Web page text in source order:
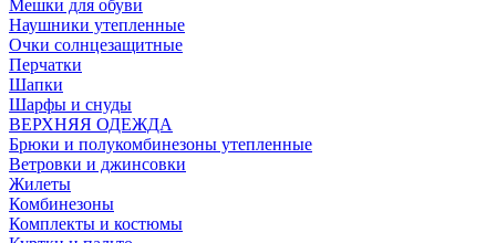
Мешки для обуви
Наушники утепленные
Очки солнцезащитные
Перчатки
Шапки
Шарфы и снуды
ВЕРХНЯЯ ОДЕЖДА
Брюки и полукомбинезоны утепленные
Ветровки и джинсовки
Жилеты
Комбинезоны
Комплекты и костюмы